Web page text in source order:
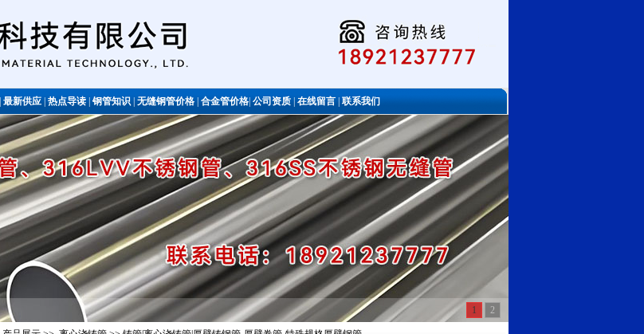
|最新供应|热点导读钢管知识无缝钢管价格合金管价格公司资质在线留言|联系我们
不锈钢管 1 2